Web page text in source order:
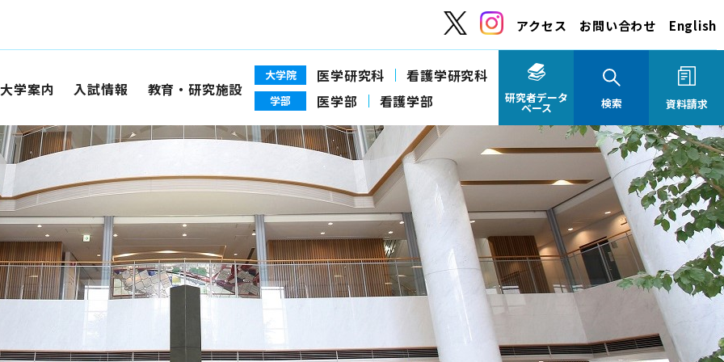
アクセス お問い合わせ English
大学案内 入試情報 教育・研究施設
大学院 医学研究科 看護学研究科
学部 医学部 看護学部 研究者データ
ベース 検索 資料請求